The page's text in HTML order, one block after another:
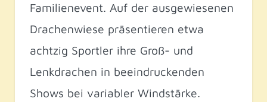
Familienevent. Auf der ausgewiesenen
Drachenwiese präsentieren etwa
achtzig Sportler ihre Groß- und
Lenkdrachen in beeindruckenden
Shows bei variabler Windstärke.